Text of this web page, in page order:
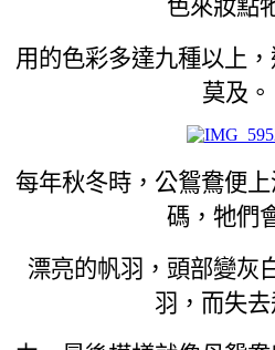
色來妝點
用的色彩多達九種以上
莫及
每年秋冬時，公鴛鴦便
碼，牠們
漂亮的帆羽，頭部變灰
羽，而失